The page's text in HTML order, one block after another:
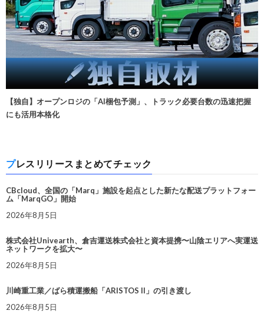
【独自】オープンロジの「AI梱包予測」、トラック必要台数の迅速把握
にも活用本格化
プレスリリースまとめてチェック
CBcloud、全国の「Marq」施設を起点とした新たな配送プラットフォー
ム「MarqGO」開始
2026年8月5日
株式会社Univearth、倉吉運送株式会社と資本提携〜山陰エリアへ実運送
ネットワークを拡大〜
2026年8月5日
川崎重工業／ばら積運搬船「ARISTOS II」の引き渡し
2026年8月5日